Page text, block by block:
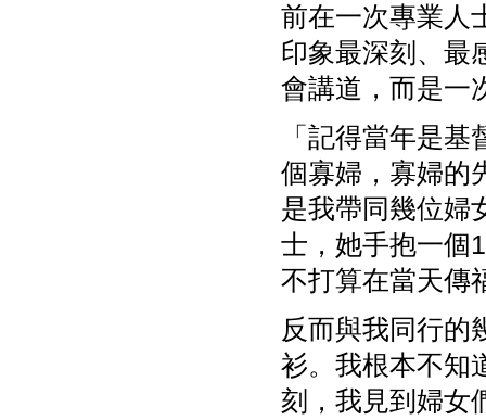
前在一次專業人
印象最深刻、最
會講道，而是一
「記得當年是
個寡婦，寡婦的
是我帶同幾位婦
士，她手抱一個
不打算在當天傳
反而與我同行的
衫。我根本不知
刻，我見到婦女